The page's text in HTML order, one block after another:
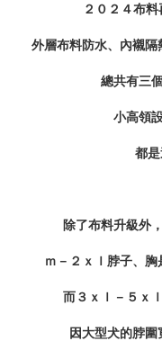
２０２４布
外層布料防水、內襯隔
總共有三
小高領
都
除了布料升級外
ｍ－２ｘｌ脖子、胸
而３ｘｌ－５ｘ
因大型犬的脖圍